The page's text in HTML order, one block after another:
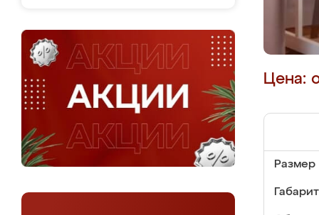
Цена:
Размер